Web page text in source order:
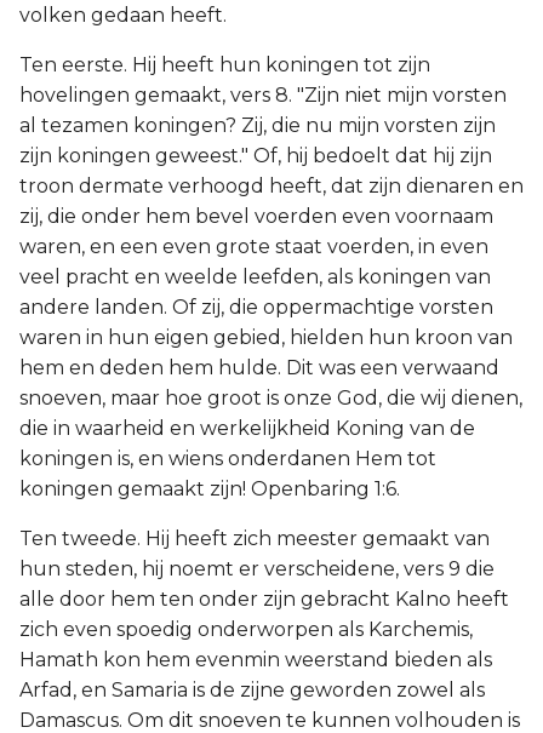
volken gedaan heeft.
Ten eerste. Hij heeft hun koningen tot zijn
hovelingen gemaakt, vers 8. "Zijn niet mijn vorsten
al tezamen koningen? Zij, die nu mijn vorsten zijn
zijn koningen geweest." Of, hij bedoelt dat hij zijn
troon dermate verhoogd heeft, dat zijn dienaren en
zij, die onder hem bevel voerden even voornaam
waren, en een even grote staat voerden, in even
veel pracht en weelde leefden, als koningen van
andere landen. Of zij, die oppermachtige vorsten
waren in hun eigen gebied, hielden hun kroon van
hem en deden hem hulde. Dit was een verwaand
snoeven, maar hoe groot is onze God, die wij dienen,
die in waarheid en werkelijkheid Koning van de
koningen is, en wiens onderdanen Hem tot
koningen gemaakt zijn! Openbaring 1:6.
Ten tweede. Hij heeft zich meester gemaakt van
hun steden, hij noemt er verscheidene, vers 9 die
alle door hem ten onder zijn gebracht Kalno heeft
zich even spoedig onderworpen als Karchemis,
Hamath kon hem evenmin weerstand bieden als
Arfad, en Samaria is de zijne geworden zowel als
Damascus. Om dit snoeven te kunnen volhouden is